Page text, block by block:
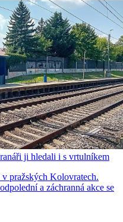
ji hledali i s vrtulníkem
pražských Kolovratech.
a záchranná akce se